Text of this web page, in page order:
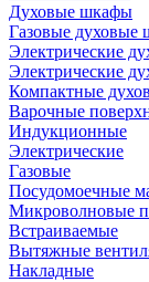
Духовые шкафы
Газовые духовые
Электрические
Электрические
Компактные
Варочные
Индукционные
Электрические
Газовые
Посудомоечные
Микроволновые
Встраиваемые
Вытяжные
Накладные